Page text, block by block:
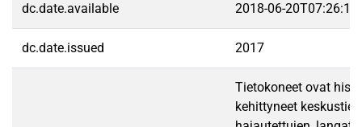
dc.date.available 2018-06-
dc.date.issued 2017
Tietokoneet ovat
kehittyneet